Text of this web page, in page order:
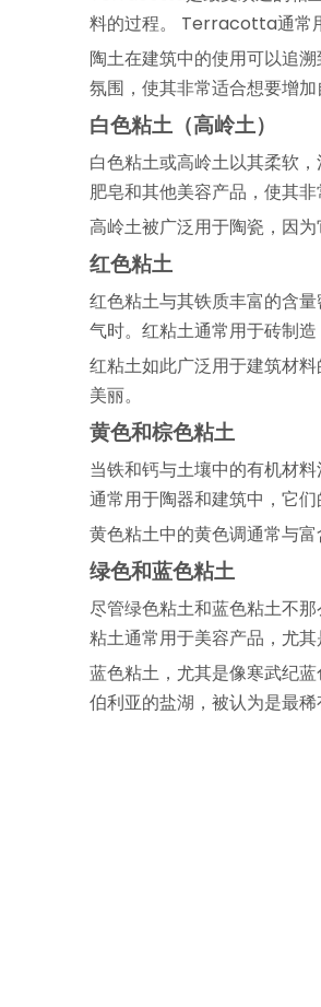
料的过程。 Terracotta通常
陶土在建筑中的使用可以追
氛围，使其非常适合想要增加
白色粘土（高岭土）
白色粘土或高岭土以其柔软
肥皂和其他美容产品，使其
高岭土被广泛用于陶瓷，因
红色粘土
红色粘土与其铁质丰富的含
气时。红粘土通常用于砖制
红粘土如此广泛用于建筑材
美丽。
黄色和棕色粘土
当铁和钙与土壤中的有机材
通常用于陶器和建筑中，它
黄色粘土中的黄色调通常与
绿色和蓝色粘土
尽管绿色粘土和蓝色粘土不
粘土通常用于美容产品，尤
蓝色粘土，尤其是像寒武纪
伯利亚的盐湖，被认为是最稀